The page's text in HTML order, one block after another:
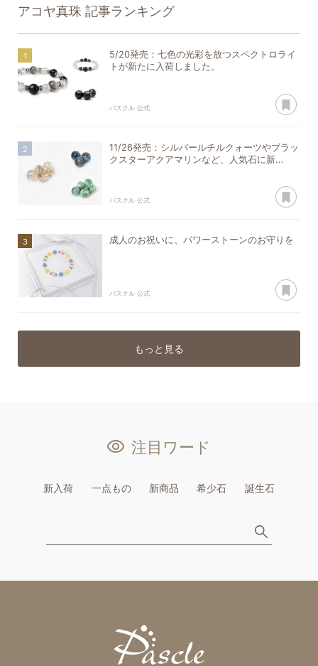
アコヤ真珠 記事ランキング
5/20発売：七色の光彩を放つスペクトロライ
トが新たに入荷しました。
パスクル 公式
11/26発売：シルバールチルクォーツやブラッ
クスターアクアマリンなど、人気石に新...
パスクル 公式
成人のお祝いに、パワーストーンのお守りを
パスクル 公式
もっと見る
注目ワード
新入荷 一点もの 新商品 希少石 誕生石